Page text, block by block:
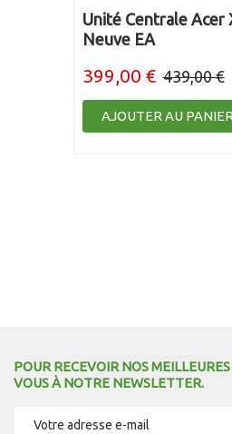
Unité Centrale Acer
Neuve EA
399,00 € 439,00 €
AJOUTER AU PANIER
POUR RECEVOIR NOS
VOUS À NOTRE NEWSLETTER.